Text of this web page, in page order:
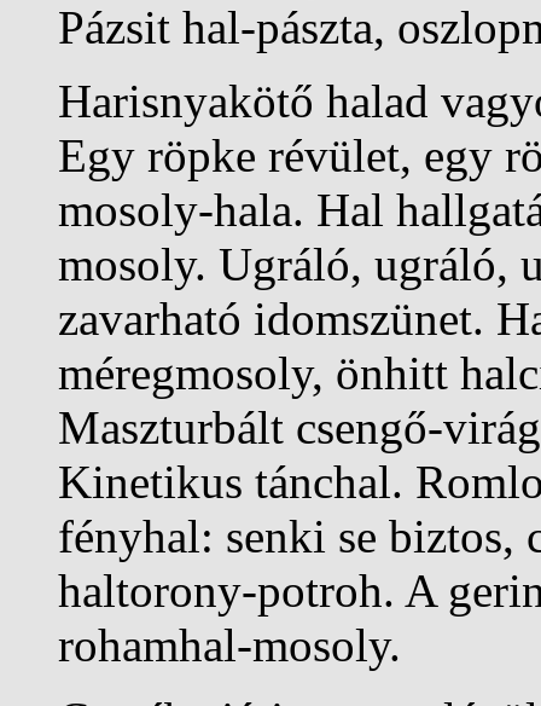
Pázsit hal-pászta,
Harisnyakötő halad
Egy röpke révület, egy
mosoly-hala. Hal
mosoly. Ugráló, ugráló,
zavarható idomszünet.
méregmosoly, önhitt
Maszturbált csengő-
Kinetikus tánchal.
fényhal: senki se biztos,
haltorony-potroh. A
rohamhal-mosoly.